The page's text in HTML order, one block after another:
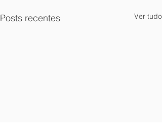
Posts recentes Ver tudo